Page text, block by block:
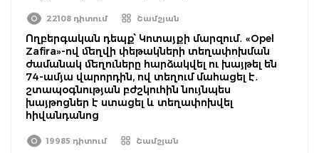
22108 դիտում Շամշյան
Ողբերգական դեպք՝ Կոտայքի մարզում․ «Opel
Zafira»-ով մեղվի փեթակների տեղափոխման
ժամանակ մեղուները հարձակվել ու խայթել են
74-ամյա վարորդին, ով տեղում մահացել է․
շտապօգնության բժշկուհին նույնպես
խայթոցներ է ստացել և տեղափոխվել
հիվանդանոց
19985 դիտում Շամշյան